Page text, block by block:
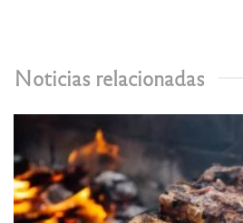
Noticias relacionadas